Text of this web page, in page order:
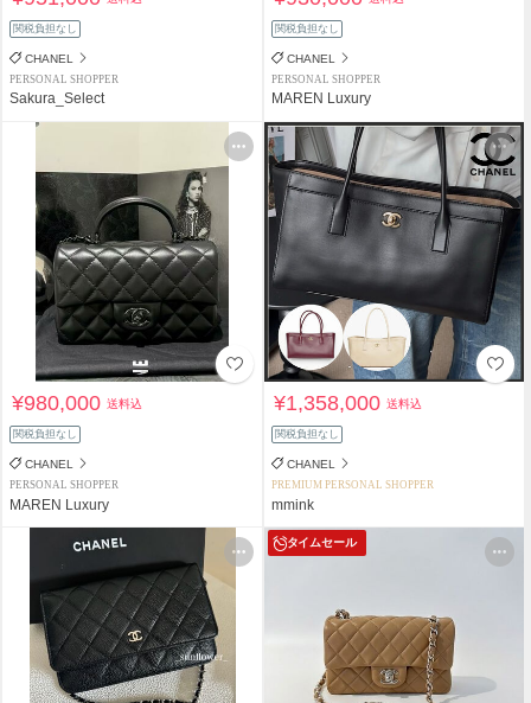
関税負担なし
CHANEL
PERSONAL SHOPPER
Sakura_Select
関税負担なし
CHANEL
PERSONAL SHOPPER
MAREN Luxury
¥980,000送料込
関税負担なし
CHANEL
PERSONAL SHOPPER
MAREN Luxury
¥1,358,000送料込
関税負担なし
CHANEL
PREMIUM PERSONAL SHOPPER
mmink
タイムセール